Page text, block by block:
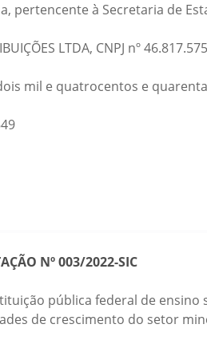
pertencente à Secretaria de
LTDA, CNPJ nº
mil e quatrocentos e
Nº 003/2022-SIC
pública federal de
de crescimento do setor